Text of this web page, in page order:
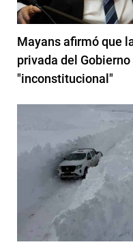
Mayans afirmó que
privada del Gobierno
"inconstitucional"